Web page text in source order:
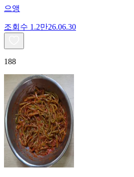
으앵
조회수 1.2만26.06.30
188